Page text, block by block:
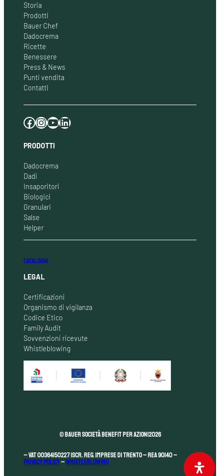
Storia
Prodotti
Bauer Chef
Dadocrema
Ricette
Benessere
Press & News
Punti vendita
Contatti
Facebook Instagram YouTube LinkedIn
PRODOTTI
Dadocrema
Dadi
Insaporitori
Biologici
Granulari
Salse
Helper
CATALOGHI
LEGAL
Certificazioni
Organismo di vigilanza
Codice Etico
Family Audit
Sovvenzioni ricevute
Whistleblowing
© Bauer Società Benefit per Azioni2026
– VAT 00364150227 Iscr. Reg. Imprese di Trento – REA 90140 –
Privacy Policy–Whistleblowing